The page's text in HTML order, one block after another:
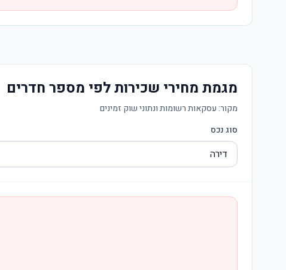
מגמת מחירי שכירות לפי מספר חדרים
מקור: עסקאות רשומות ונתוני שוק זמינים
סוג נכס